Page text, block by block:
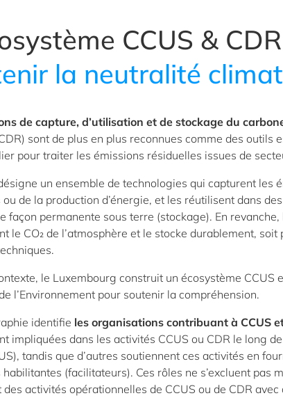
CCUS &
la neutralité
de capture, d’utilisation et de stockage du
sont de plus en plus reconnues comme des
pour traiter les émissions résiduelles issues de
un ensemble de technologies qui capturent les
de la production d’énergie, et les réutilisent dans
façon permanente sous terre (stockage). En
le CO₂ de l’atmosphère et le stocke durablement,
le Luxembourg construit un écosystème CCUS
l’Environnement pour soutenir la compréhension.
identifie les organisations contribuant à CCUS
impliquées dans les activités CCUS ou CDR le long
tandis que d’autres soutiennent ces activités en
(facilitateurs). Ces rôles ne s’excluent pas
activités opérationnelles de CCUS ou de CDR